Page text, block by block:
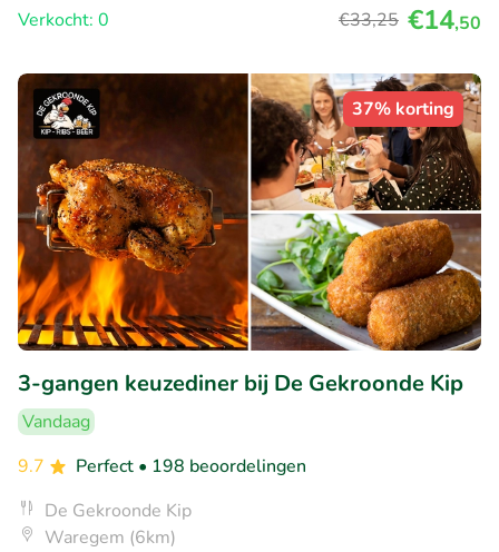
Verkocht: 0
€33,25 €14,50
37% korting
3-gangen keuzediner bij De Gekroonde Kip
Vandaag
9.7
Perfect • 198 beoordelingen
De Gekroonde Kip
Waregem (6km)